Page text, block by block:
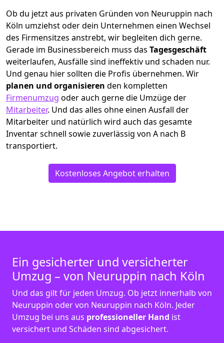
Ob du jetzt aus privaten Gründen von Neuruppin nach
Köln umziehst oder dein Unternehmen einen Wechsel
des Firmensitzes anstrebt, wir begleiten dich gerne.
Gerade im Businessbereich muss das Tagesgeschäft
weiterlaufen, Ausfälle sind ineffektiv und schaden nur.
Und genau hier sollten die Profis übernehmen. Wir
planen und organisieren den kompletten
Firmenumzug oder auch gerne die Umzüge der
Mitarbeiter. Und das alles ohne einen Ausfall der
Mitarbeiter und natürlich wird auch das gesamte
Inventar schnell sowie zuverlässig von A nach B
transportiert.
Kostenloses Angebot erhalten
Ein gesicherter und versicherter
Umzug – von Neuruppin nach Köln
Und das gilt für jeden Umzug. Ob jetzt innerhalb von
Neuruppin oder von Neuruppin nach Köln. Jeder
Umzug bei uns aus professioneller Hand ist
versichert und Schäden sind abgesichert.